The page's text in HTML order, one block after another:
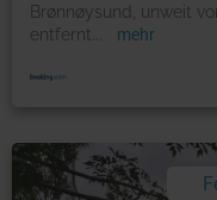
Brønnøysund, unweit
entfernt
mehr